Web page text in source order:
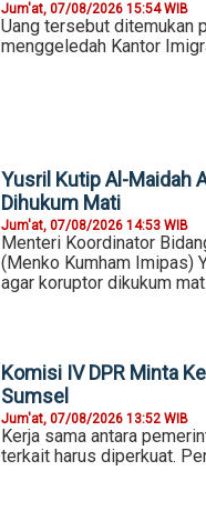
Jum'at, 07/08/2026 15:54 WIB
Uang tersebut ditemukan
menggeledah Kantor
Yusril Kutip Al-Maidah
Dihukum Mati
Jum'at, 07/08/2026 14:53 WIB
Menteri Koordinator
(Menko Kumham Imipas)
agar koruptor dikukum mat
Komisi IV DPR Minta
Sumsel
Jum'at, 07/08/2026 13:52 WIB
Kerja sama antara
terkait harus diperkuat.